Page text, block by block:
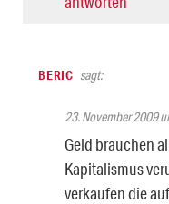
BERIC sagt:
23. November 2009
Geld brauchen
Kapitalismus
verkaufen die